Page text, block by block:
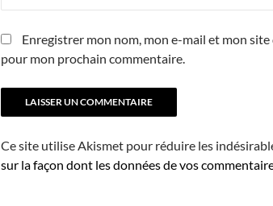
Enregistrer mon nom, mon e-mail et mon
pour mon prochain commentaire.
Ce site utilise Akismet pour réduire les
sur la façon dont les données de vos